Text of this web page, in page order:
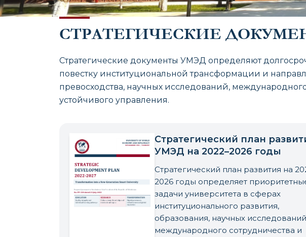
СТРАТЕГИЧЕСКИЕ
Стратегические документы УМЭД определяют
повестку институциональной трансформации и
превосходства, научных исследований,
устойчивого управления.
Стратегический план
УМЭД на 2022–2026 годы
Стратегический план развития на
2026 годы определяет
задачи университета в сферах
институционального развития,
образования, научных
международного сотрудничества и